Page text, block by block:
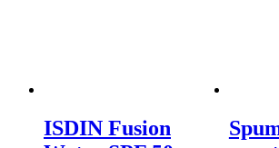
ISDIN Fusion